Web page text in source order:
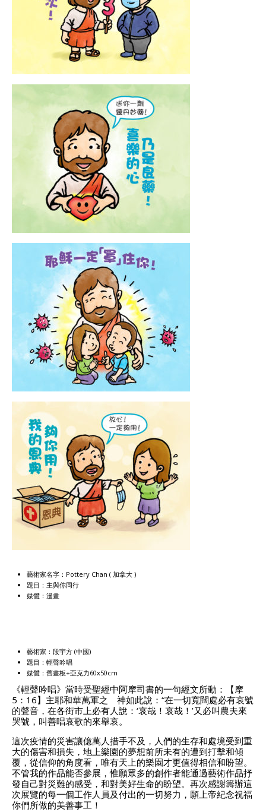
藝術家名字：Pottery Chan ( 加拿大 )
題目：主與你同行
媒體：漫畫
藝術家：段宇方 (中國)
題目：輕聲吟唱
媒體：舊畫板+亞克力60x50cm
《輕聲吟唱》當時受聖經中阿摩司書的一句經文所動：【摩
5：16】主耶和華萬軍之 神如此說：“在一切寬闊處必有哀號
的聲音，在各街市上必有人說：‘哀哉！哀哉！’又必叫農夫來
哭號，叫善唱哀歌的來舉哀。
這次疫情的災害讓億萬人措手不及，人們的生存和處境受到重
大的傷害和損失，地上樂園的夢想前所未有的遭到打擊和傾
覆，從信仰的角度看，唯有天上的樂園才更值得相信和盼望。
不管我的作品能否參展，惟願眾多的創作者能通過藝術作品抒
發自己對災難的感受，和對美好生命的盼望。再次感謝籌辦這
次展覽的每一個工作人員及付出的一切努力，願上帝紀念祝福
你們所做的美善事工！